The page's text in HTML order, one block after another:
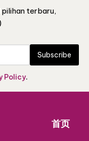
pilihan terbaru,
Subscribe
Policy.
首页